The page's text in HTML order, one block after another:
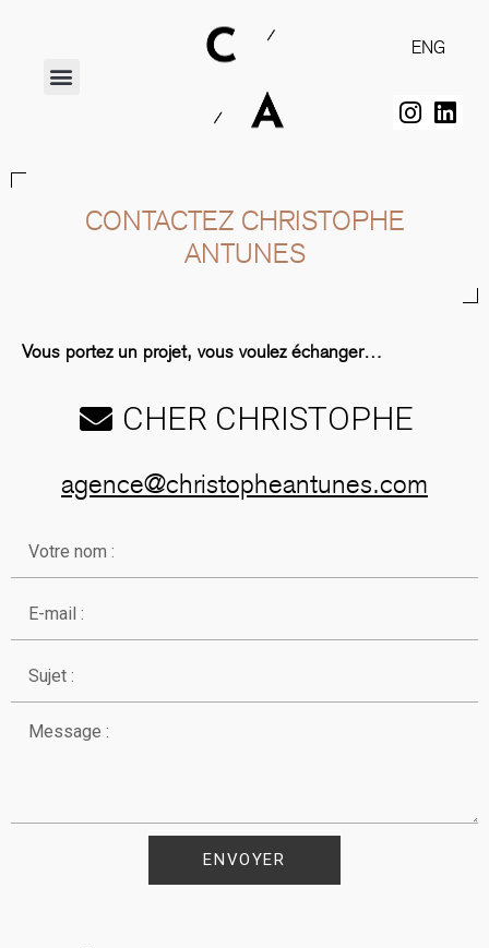
ENG
CONTACTEZ CHRISTOPHE
ANTUNES
Vous portez un projet, vous voulez échanger…
CHER CHRISTOPHE
agence@christopheantunes.com
ENVOYER